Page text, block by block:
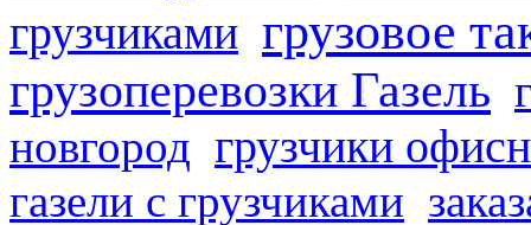
грузчиками грузовое
грузоперевозки Газель
новгород грузчики
газели с грузчиками